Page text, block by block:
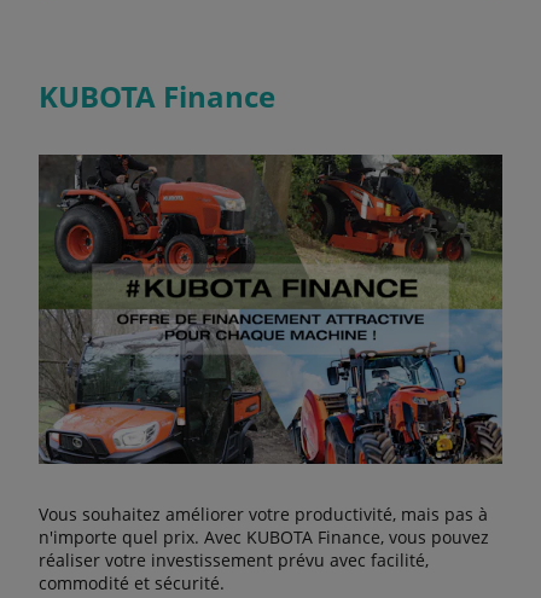
KUBOTA Finance
Vous souhaitez améliorer votre productivité, mais pas à
n'importe quel prix. Avec KUBOTA Finance, vous pouvez
réaliser votre investissement prévu avec facilité,
commodité et sécurité.